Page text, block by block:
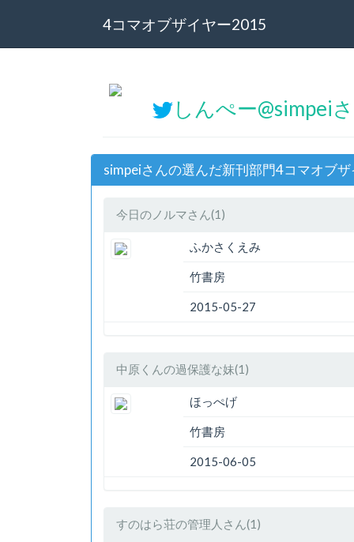
4コマオブザイヤー2015
しんぺー@simpei
simpeiさんの選んだ新刊部門4コマオブ
今日のノルマさん(1)
ふかさくえみ
竹書房
2015-05-27
中原くんの過保護な妹(1)
ほっぺげ
竹書房
2015-06-05
すのはら荘の管理人さん(1)